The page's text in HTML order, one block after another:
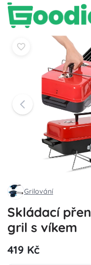
Grilování
Skládací
gril s víkem
419 Kč
419 Kč